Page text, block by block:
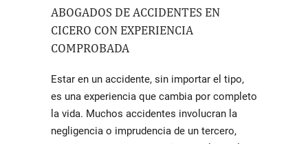
ABOGADOS DE ACCIDENTES EN
CICERO CON EXPERIENCIA
COMPROBADA
Estar en un accidente, sin importar el tipo,
es una experiencia que cambia por completo
la vida. Muchos accidentes involucran la
negligencia o imprudencia de un tercero,